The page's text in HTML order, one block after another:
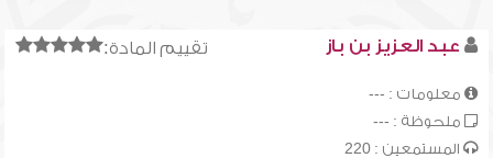
تقييم المادة: عبد العزيز بن باز
معلومات : ---
ملحوظة : ---
المستمعين : 220